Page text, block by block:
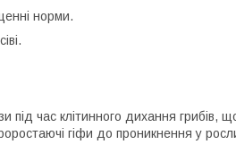
норми.
час клітинного дихання грибів,
гіфи до проникнення у